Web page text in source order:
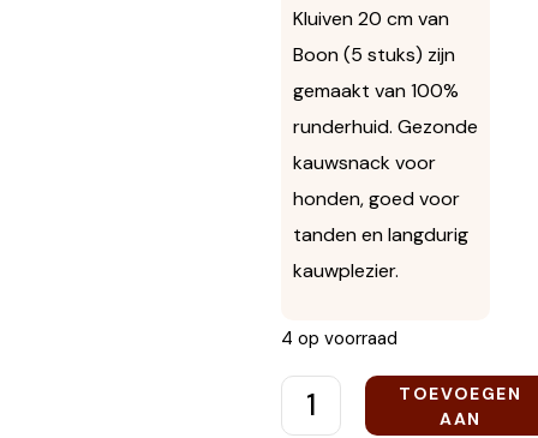
Kluiven 20 cm van
Boon (5 stuks) zijn
gemaakt van 100%
runderhuid. Gezonde
kauwsnack voor
honden, goed voor
tanden en langdurig
kauwplezier.
4 op voorraad
TOEVOEGEN
AAN